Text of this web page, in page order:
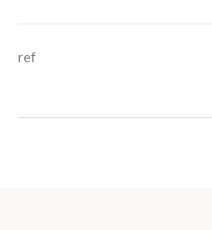
ref